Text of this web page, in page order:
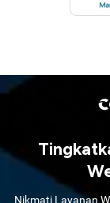
Nikmati Layanan